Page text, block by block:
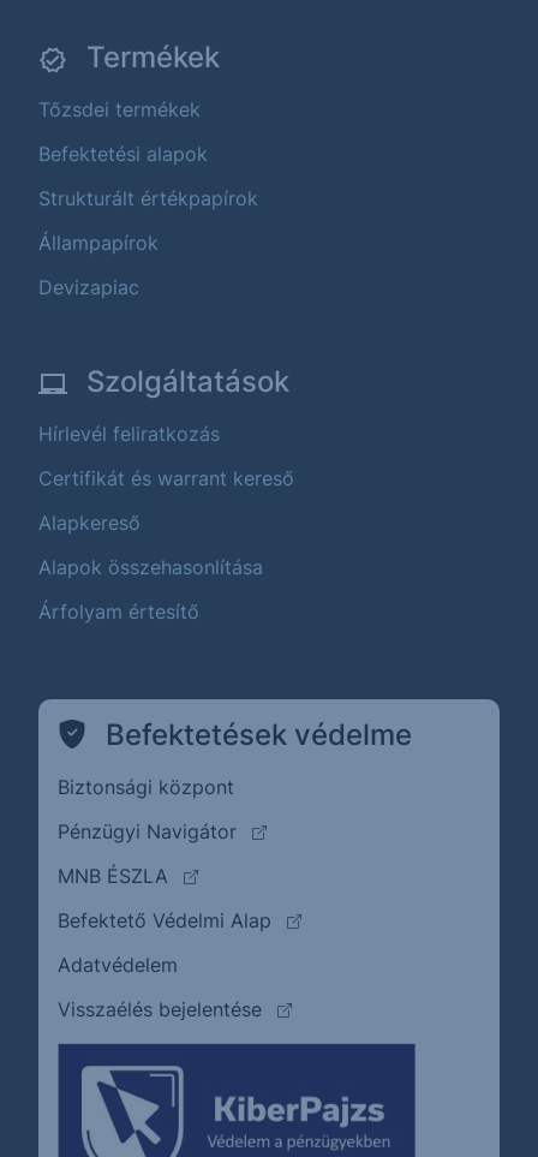
Termékek
Tőzsdei termékek
Befektetési alapok
Strukturált értékpapírok
Állampapírok
Devizapiac
Szolgáltatások
Hírlevél feliratkozás
Certifikát és warrant kereső
Alapkereső
Alapok összehasonlítása
Árfolyam értesítő
Befektetések védelme
Biztonsági központ
Pénzügyi Navigátor
(külső oldalra ugrik)
MNB ÉSZLA
(külső oldalra ugrik)
Befektető Védelmi Alap
(külső oldalra ugrik)
Adatvédelem
Visszaélés bejelentése
(külső oldalra ugrik)